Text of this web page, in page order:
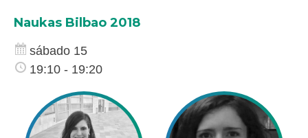
Naukas Bilbao 2018
sábado 15
19:10 - 19:20